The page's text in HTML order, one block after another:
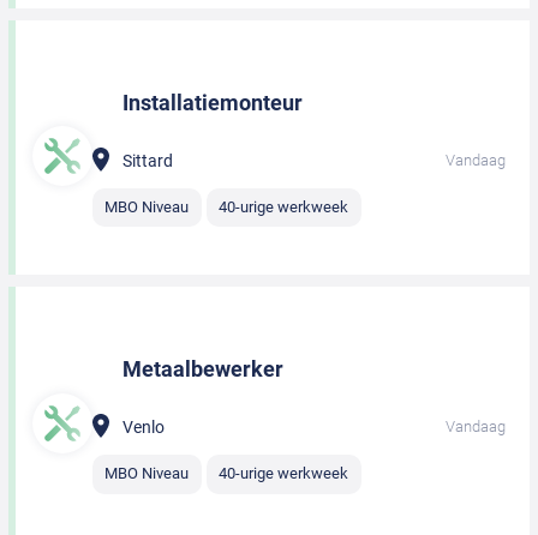
Installatiemonteur
Sittard Vandaag
MBO Niveau 40-urige werkweek
Metaalbewerker
Venlo Vandaag
MBO Niveau 40-urige werkweek